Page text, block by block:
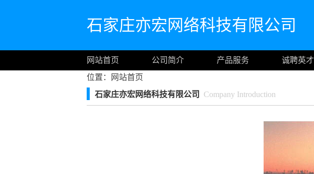
石家庄亦宏网络科技有限公司
网站首页 公司简介 产品服务 诚聘英才
位置：
网站首页
石家庄亦宏网络科技有限公司
Company Introduction